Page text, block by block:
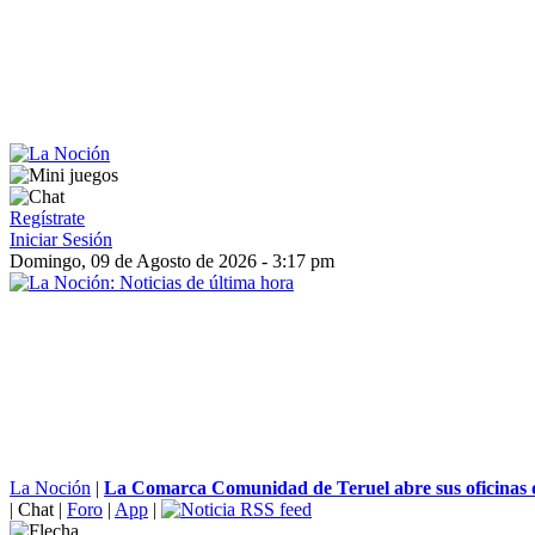
Regístrate
Iniciar Sesión
Domingo, 09 de Agosto de 2026 - 3:17 pm
La Noción | La Comarca Comunidad de Teruel abre sus oficinas
| Chat | Foro | App |